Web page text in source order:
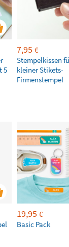
5
7,95 €
Stempelkissen
kleiner Stikets-
Firmenstempel
19,95 €
Basic Pack